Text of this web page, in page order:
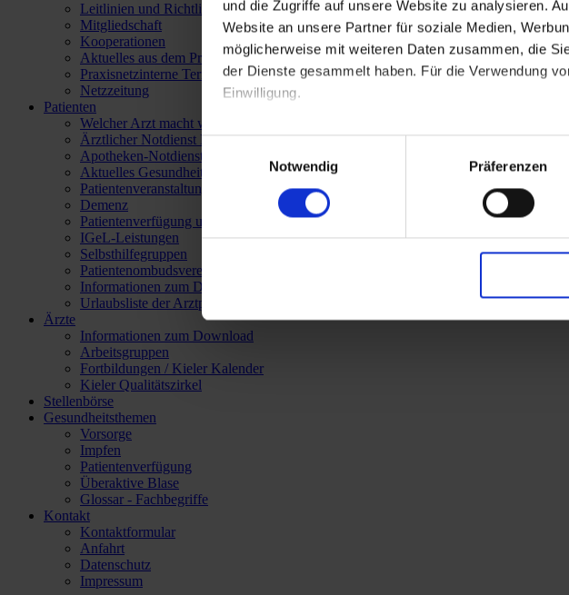
und die Zugriffe auf unsere Website zu analysieren.
Website an unsere Partner für soziale Medien,
möglicherweise mit weiteren Daten zusammen, die
der Dienste gesammelt haben. Für die Verwendung
Einwilligung.
Außerdem verwenden wir Dienste wie z.B. Google
Daten auch in sog. Drittländern (wie z.B. den USA)
Auch sind keine hinreichenden
Einwilligungsauswahl
Notwendig
Präferenzen
Leitlinien und Richtlinien
Mitgliedschaft
Kooperationen
Aktuelles aus dem Praxisnetz
Praxisnetzinterne Termine
Netzzeitung
Patienten
Welcher Arzt macht was?
Ärztlicher Notdienst Kiel
Apotheken-Notdienst
Aktuelles Gesundheitswesen
Patientenveranstaltungen
Demenz
Patientenverfügung und Vorsorgevollmacht
IGeL-Leistungen
Selbsthilfegruppen
Patientenombudsverein S-H
Informationen zum Download
Urlaubsliste der Arztpraxen
Ärzte
Informationen zum Download
Arbeitsgruppen
Fortbildungen / Kieler Kalender
Kieler Qualitätszirkel
Stellenbörse
Gesundheitsthemen
Vorsorge
Impfen
Patientenverfügung
Überaktive Blase
Glossar - Fachbegriffe
Kontakt
Kontaktformular
Anfahrt
Datenschutz
Impressum